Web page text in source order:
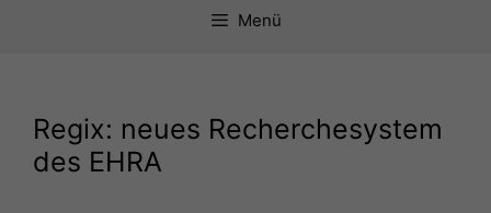
Menü
Regix: neues Recherchesystem
des EHRA